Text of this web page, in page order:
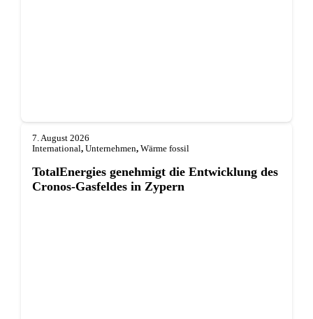
7. August 2026
International, Unternehmen, Wärme fossil
TotalEnergies genehmigt die Entwicklung des
Cronos-Gasfeldes in Zypern